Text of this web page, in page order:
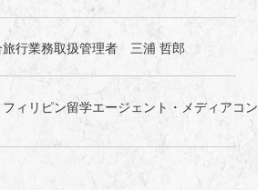
旅行業務取扱管理者 三浦 哲郎
ィリピン留学エージェント・メディアコン